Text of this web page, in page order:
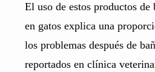
El uso de estos productos de
en gatos explica una
los problemas después de
reportados en clínica